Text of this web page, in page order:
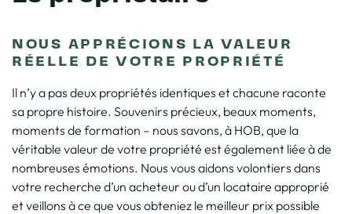
NOUS APPRÉCIONS LA VALEUR
RÉELLE DE VOTRE PROPRIÉTÉ
Il n’y a pas deux propriétés identiques et chacune raconte
sa propre histoire. Souvenirs précieux, beaux moments,
moments de formation – nous savons, à HOB, que la
véritable valeur de votre propriété est également liée à de
nombreuses émotions. Nous vous aidons volontiers dans
votre recherche d’un acheteur ou d’un locataire approprié
et veillons à ce que vous obteniez le meilleur prix possible